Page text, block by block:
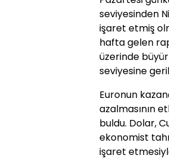
seviyesinden
işaret etmiş
hafta gelen
üzerinde
seviyesine
Euronun
azalmasının
buldu. Dolar,
ekonomist
işaret